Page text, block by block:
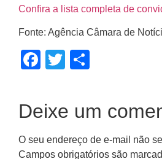
Confira a lista completa de
Fonte: Agência Câmara de
Facebook
Twitter
Deixe um
O seu endereço de e-mail não
Campos obrigatórios são